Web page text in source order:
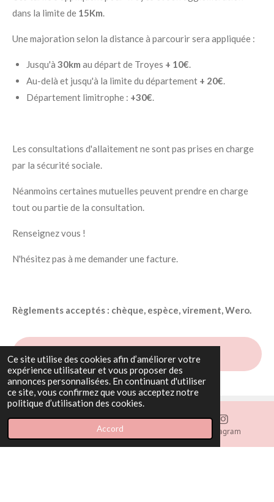
Ce site utilise des cookies afin d’améliorer votre
expérience utilisateur et vous proposer des
annonces personnalisées. En continuant d'utiliser
ce site, vous confirmez que vous acceptez notre
politique d’utilisation des cookies.
Accord
dans la limite de 15Km.
Une majoration selon la distance à parcourir sera appliquée :
Jusqu'à 30km au départ de Troyes + 10€.
Au-delà et jusqu'à la limite du département+ 20€.
Département limitrophe : +30€.
Les consultations d'allaitement ne sont pas prises en charge
par la sécurité sociale.
Néanmoins certaines mutuelles peuvent prendre en charge
tout ou partie de la consultation.
Renseignez vous !
N'hésitez pas à me demander une facture.
Règlements acceptés : chèque, espèce, virement, Wero.
Je prends RDV
© 2021 - 2026 À l'aube de votre allaitement
Téléphone Instagram